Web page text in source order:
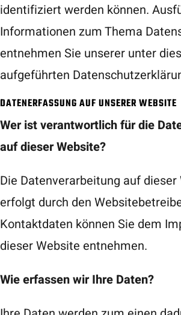
identifiziert werden können.
Informationen zum Thema
entnehmen Sie unserer unter
aufgeführten
DATENERFASSUNG AUF UNSERER WEBSITE
Wer ist verantwortlich für die
auf dieser Website?
Die Datenverarbeitung auf dieser
erfolgt durch den
Kontaktdaten können Sie dem
dieser Website entnehmen.
Wie erfassen wir Ihre Daten?